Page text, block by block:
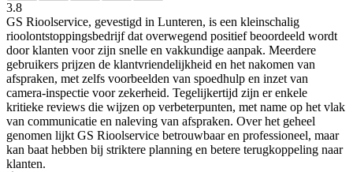
3.8
GS Rioolservice, gevestigd in Lunteren, is een kleinschalig
rioolontstoppingsbedrijf dat overwegend positief beoordeeld wordt
door klanten voor zijn snelle en vakkundige aanpak. Meerdere
gebruikers prijzen de klantvriendelijkheid en het nakomen van
afspraken, met zelfs voorbeelden van spoedhulp en inzet van
camera-inspectie voor zekerheid. Tegelijkertijd zijn er enkele
kritieke reviews die wijzen op verbeterpunten, met name op het vlak
van communicatie en naleving van afspraken. Over het geheel
genomen lijkt GS Rioolservice betrouwbaar en professioneel, maar
kan baat hebben bij striktere planning en betere terugkoppeling naar
klanten.